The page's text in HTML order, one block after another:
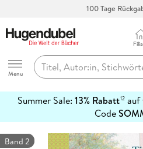
100 Tage
Hugendubel
Menu
Summer Sale: 13% Rabatt12auf
Code
erfahren
Band 2